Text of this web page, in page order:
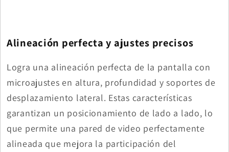
Alineación perfecta y ajustes precisos
Logra una alineación perfecta de la pantalla con
microajustes en altura, profundidad y soportes de
desplazamiento lateral. Estas características
garantizan un posicionamiento de lado a lado, lo
que permite una pared de video perfectamente
alineada que mejora la participación del